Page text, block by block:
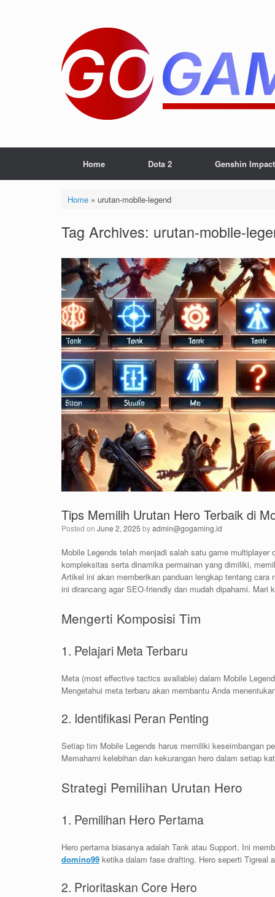
Home Dota 2 Genshin Impact
Home» urutan-mobile-legend
Tag Archives: urutan-mobile-
Tips Memilih Urutan Hero Terbaik di
Posted on June 2, 2025 byadmin@gogaming.id
Mobile Legends telah menjadi salah satu game
kompleksitas serta dinamika permainan yang dimiliki,
Artikel ini akan memberikan panduan lengkap tentang
ini dirancang agar SEO-friendly dan mudah dipahami. Mari
Mengerti Komposisi Tim
1. Pelajari Meta Terbaru
Meta (most effective tactics available) dalam Mobile
Mengetahui meta terbaru akan membantu Anda
2. Identifikasi Peran Penting
Setiap tim Mobile Legends harus memiliki keseimbangan
Memahami kelebihan dan kekurangan hero dalam setiap
Strategi Pemilihan Urutan Hero
1. Pemilihan Hero Pertama
Hero pertama biasanya adalah Tank atau Support. Ini
domino99 ketika dalam fase drafting. Hero seperti Tigreal
2. Prioritaskan Core Hero